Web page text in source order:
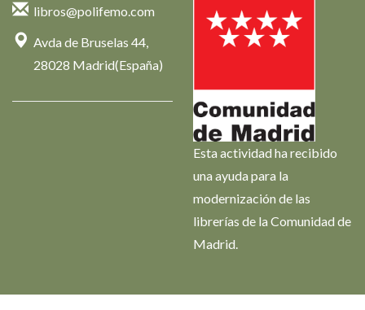
libros@polifemo.com
Avda de Bruselas 44,
28028 Madrid(España)
Esta actividad ha recibido
una ayuda para la
modernización de las
librerías de la Comunidad de
Madrid.